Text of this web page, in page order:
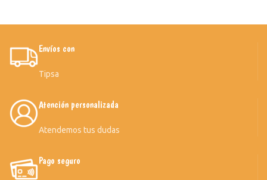
Envíos con
Tipsa
Atención personalizada
Atendemos tus dudas
Pago seguro